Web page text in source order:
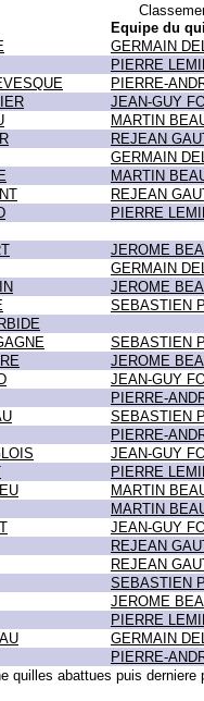
Equipe du
GERMAIN
PIERRE
PIERRE-
JEAN-GUY
MARTIN
REJEAN
GERMAIN
MARTIN
REJEAN
PIERRE
JEROME
GERMAIN
JEROME
SEBASTIEN
SEBASTIEN
JEROME
JEAN-GUY
PIERRE-
SEBASTIEN
PIERRE-
JEAN-GUY
PIERRE
MARTIN
MARTIN
JEAN-GUY
REJEAN
REJEAN
SEBASTIEN
JEROME
PIERRE
GERMAIN
PIERRE-
quilles abattues puis